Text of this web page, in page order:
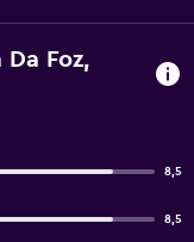
Foz,
8,5
8,5